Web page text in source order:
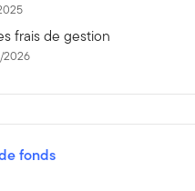
frais de gestion
2026
fonds